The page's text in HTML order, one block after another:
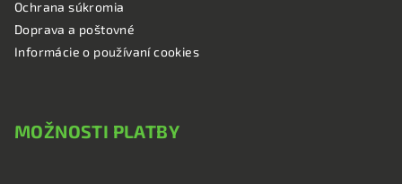
Ochrana súkromia
Doprava a poštovné
Informácie o používaní cookies
MOŽNOSTI PLATBY